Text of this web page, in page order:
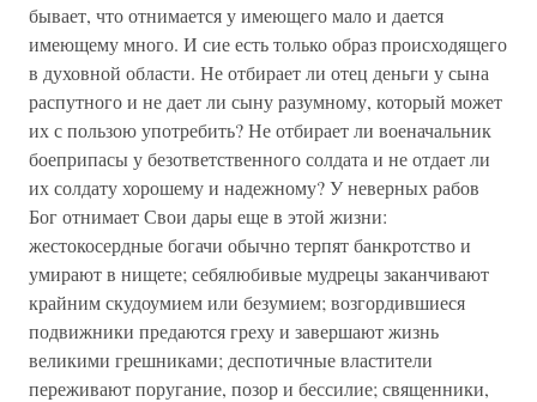
бывает, что отнимается у имеющего мало и дается
имеющему много. И сие есть только образ происходящего
в духовной области. Не отбирает ли отец деньги у сына
распутного и не дает ли сыну разумному, который может
их с пользою употребить? Не отбирает ли военачальник
боеприпасы у безответственного солдата и не отдает ли
их солдату хорошему и надежному? У неверных рабов
Бог отнимает Свои дары еще в этой жизни:
жестокосердные богачи обычно терпят банкротство и
умирают в нищете; себялюбивые мудрецы заканчивают
крайним скудоумием или безумием; возгордившиеся
подвижники предаются греху и завершают жизнь
великими грешниками; деспотичные властители
переживают поругание, позор и бессилие; священники,